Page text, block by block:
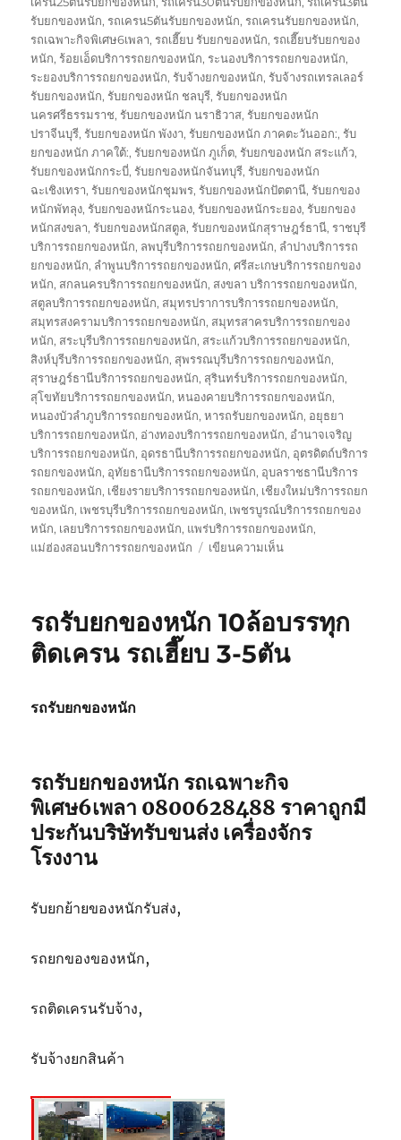
รับยกของหนัก,รถเครน5ตันรับยกของหนัก,รถเครนรับยกของหนัก,
รถเฉพาะกิจพิเศษ6เพลา,รถเฮี๊ยบ รับยกของหนัก,รถเฮี๊ยบรับยกของ
หนัก,ร้อยเอ็ดบริการรถยกของหนัก,ระนองบริการรถยกของหนัก,
ระยองบริการรถยกของหนัก,รับจ้างยกของหนัก,รับจ้างรถเทรลเลอร์
รับยกของหนัก,รับยกของหนัก ชลบุรี,รับยกของหนัก
นครศรีธรรมราช,รับยกของหนัก นราธิวาส,รับยกของหนัก
ปราจีนบุรี,รับยกของหนัก พังงา,รับยกของหนัก ภาคตะวันออก:,รับ
ยกของหนัก ภาคใต้:,รับยกของหนัก ภูเก็ต,รับยกของหนัก สระแก้ว,
รับยกของหนักกระบี่,รับยกของหนักจันทบุรี,รับยกของหนัก
ฉะเชิงเทรา,รับยกของหนักชุมพร,รับยกของหนักปัตตานี,รับยกของ
หนักพัทลุง,รับยกของหนักระนอง,รับยกของหนักระยอง,รับยกของ
หนักสงขลา,รับยกของหนักสตูล,รับยกของหนักสุราษฎร์ธานี,ราชบุรี
บริการรถยกของหนัก, ลพบุรีบริการรถยกของหนัก, ลำปางบริการรถ
ยกของหนัก, ลำพูนบริการรถยกของหนัก,ศรีสะเกษบริการรถยกของ
หนัก, สกลนครบริการรถยกของหนัก, สงขลา บริการรถยกของหนัก,
สตูลบริการรถยกของหนัก, สมุทรปราการบริการรถยกของหนัก,
สมุทรสงครามบริการรถยกของหนัก, สมุทรสาครบริการรถยกของ
หนัก, สระบุรีบริการรถยกของหนัก, สระแก้วบริการรถยกของหนัก,
สิงห์บุรีบริการรถยกของหนัก, สุพรรณบุรีบริการรถยกของหนัก,
สุราษฎร์ธานีบริการรถยกของหนัก, สุรินทร์บริการรถยกของหนัก,
สุโขทัยบริการรถยกของหนัก,หนองคายบริการรถยกของหนัก,
หนองบัวลำภูบริการรถยกของหนัก,หารถรับยกของหนัก, อยุธยา
บริการรถยกของหนัก, อ่างทองบริการรถยกของหนัก, อำนาจเจริญ
บริการรถยกของหนัก, อุดรธานีบริการรถยกของหนัก, อุตรดิตถ์บริการ
รถยกของหนัก, อุทัยธานีบริการรถยกของหนัก, อุบลราชธานีบริการ
รถยกของหนัก, เชียงรายบริการรถยกของหนัก, เชียงใหม่บริการรถยก
ของหนัก, เพชรบุรีบริการรถยกของหนัก, เพชรบูรณ์บริการรถยกของ
หนัก, เลยบริการรถยกของหนัก, แพร่บริการรถยกของหนัก,
แม่ฮ่องสอนบริการรถยกของหนัก
เขียนความเห็นบน
ของ
10
3-
5
ตัน
รถรับยกของหนัก 10ล้อบรรทุก
ติดเครน รถเฮี๊ยบ 3-5ตัน
รถรับยกของหนัก
รถรับยกของหนัก รถเฉพาะกิจ
พิเศษ6เพลา 0800628488 ราคาถูกมี
ประกันบริษัทรับขนส่ง เครื่องจักร
โรงงาน
รับยกย้ายของหนักรับส่ง,
รถยกของของหนัก,
รถติดเครนรับจ้าง,
รับจ้างยกสินค้า